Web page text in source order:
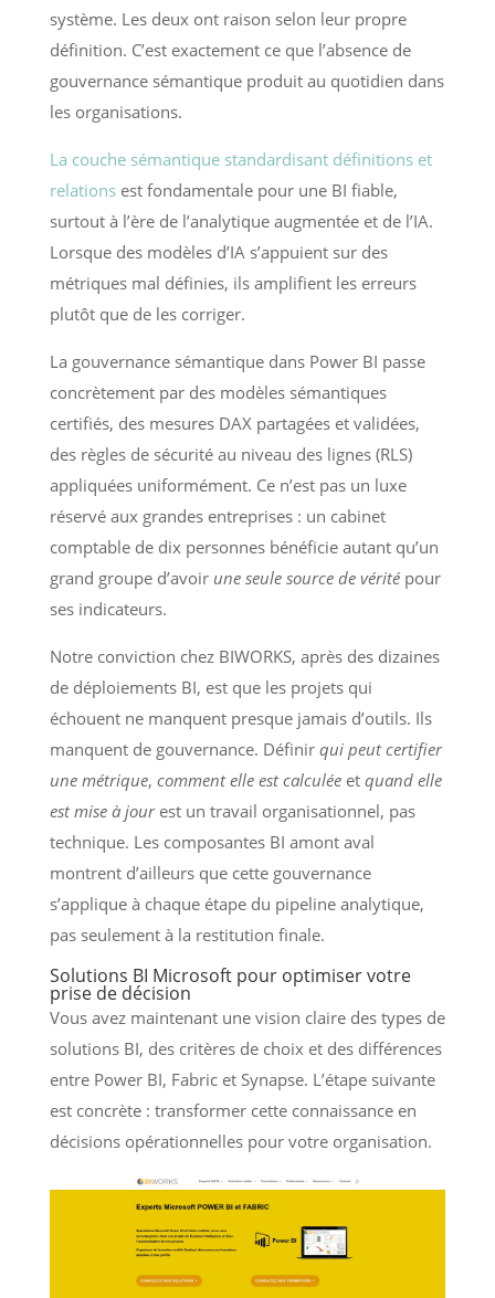
système. Les deux ont raison selon leur propre
définition. C’est exactement ce que l’absence de
gouvernance sémantique produit au quotidien dans
les organisations.
La couche sémantique standardisant définitions et
relationsest fondamentale pour une BI fiable,
surtout à l’ère de l’analytique augmentée et de l’IA.
Lorsque des modèles d’IA s’appuient sur des
métriques mal définies, ils amplifient les erreurs
plutôt que de les corriger.
La gouvernance sémantique dans Power BI passe
concrètement par des modèles sémantiques
certifiés, des mesures DAX partagées et validées,
des règles de sécurité au niveau des lignes (RLS)
appliquées uniformément. Ce n’est pas un luxe
réservé aux grandes entreprises : un cabinet
comptable de dix personnes bénéficie autant qu’un
grand groupe d’avoir une seule source de véritépour
ses indicateurs.
Notre conviction chez BIWORKS, après des dizaines
de déploiements BI, est que les projets qui
échouent ne manquent presque jamais d’outils. Ils
manquent de gouvernance. Définir qui peut certifier
une métrique, comment elle est calculéeet quand elle
est mise à jourest un travail organisationnel, pas
technique. Les composantes BI amont aval
montrent d’ailleurs que cette gouvernance
s’applique à chaque étape du pipeline analytique,
pas seulement à la restitution finale.
Solutions BI Microsoft pour optimiser votre
prise de décision
Vous avez maintenant une vision claire des types de
solutions BI, des critères de choix et des différences
entre Power BI, Fabric et Synapse. L’étape suivante
est concrète : transformer cette connaissance en
décisions opérationnelles pour votre organisation.